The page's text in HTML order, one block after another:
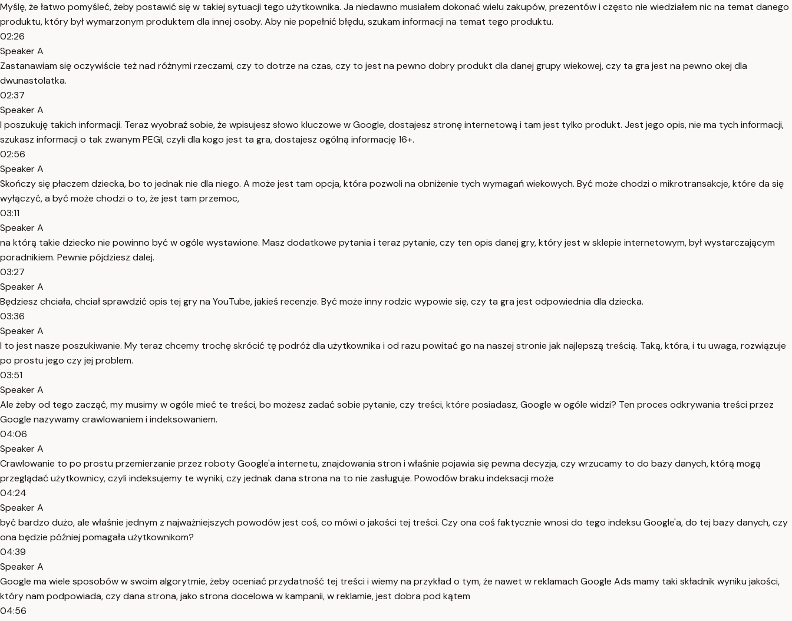
Myślę, że łatwo pomyśleć, żeby postawić się w takiej sytuacji tego użytkownika. Ja niedawno musiałem dokonać wielu zakupów, prezentów i często nie wiedziałem nic na temat danego
produktu, który był wymarzonym produktem dla innej osoby. Aby nie popełnić błędu, szukam informacji na temat tego produktu.
02:26
Speaker A
Zastanawiam się oczywiście też nad różnymi rzeczami, czy to dotrze na czas, czy to jest na pewno dobry produkt dla danej grupy wiekowej, czy ta gra jest na pewno okej dla
dwunastolatka.
02:37
Speaker A
I poszukuję takich informacji. Teraz wyobraź sobie, że wpisujesz słowo kluczowe w Google, dostajesz stronę internetową i tam jest tylko produkt. Jest jego opis, nie ma tych informacji,
szukasz informacji o tak zwanym PEGI, czyli dla kogo jest ta gra, dostajesz ogólną informację 16+.
02:56
Speaker A
Skończy się płaczem dziecka, bo to jednak nie dla niego. A może jest tam opcja, która pozwoli na obniżenie tych wymagań wiekowych. Być może chodzi o mikrotransakcje, które da się
wyłączyć, a być może chodzi o to, że jest tam przemoc,
03:11
Speaker A
na którą takie dziecko nie powinno być w ogóle wystawione. Masz dodatkowe pytania i teraz pytanie, czy ten opis danej gry, który jest w sklepie internetowym, był wystarczającym
poradnikiem. Pewnie pójdziesz dalej.
03:27
Speaker A
Będziesz chciała, chciał sprawdzić opis tej gry na YouTube, jakieś recenzje. Być może inny rodzic wypowie się, czy ta gra jest odpowiednia dla dziecka.
03:36
Speaker A
I to jest nasze poszukiwanie. My teraz chcemy trochę skrócić tę podróż dla użytkownika i od razu powitać go na naszej stronie jak najlepszą treścią. Taką, która, i tu uwaga, rozwiązuje
po prostu jego czy jej problem.
03:51
Speaker A
Ale żeby od tego zacząć, my musimy w ogóle mieć te treści, bo możesz zadać sobie pytanie, czy treści, które posiadasz, Google w ogóle widzi? Ten proces odkrywania treści przez
Google nazywamy crawlowaniem i indeksowaniem.
04:06
Speaker A
Crawlowanie to po prostu przemierzanie przez roboty Google'a internetu, znajdowania stron i właśnie pojawia się pewna decyzja, czy wrzucamy to do bazy danych, którą mogą
przeglądać użytkownicy, czyli indeksujemy te wyniki, czy jednak dana strona na to nie zasługuje. Powodów braku indeksacji może
04:24
Speaker A
być bardzo dużo, ale właśnie jednym z najważniejszych powodów jest coś, co mówi o jakości tej treści. Czy ona coś faktycznie wnosi do tego indeksu Google'a, do tej bazy danych, czy
ona będzie później pomagała użytkownikom?
04:39
Speaker A
Google ma wiele sposobów w swoim algorytmie, żeby oceniać przydatność tej treści i wiemy na przykład o tym, że nawet w reklamach Google Ads mamy taki składnik wyniku jakości,
który nam podpowiada, czy dana strona, jako strona docelowa w kampanii, w reklamie, jest dobra pod kątem
04:56